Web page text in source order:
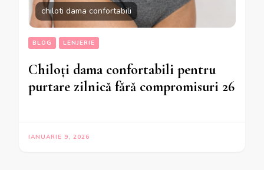
chiloti dama confortabili
BLOG LENJERIE
Chiloți dama confortabili pentru
purtare zilnică fără compromisuri 26
IANUARIE 9, 2026